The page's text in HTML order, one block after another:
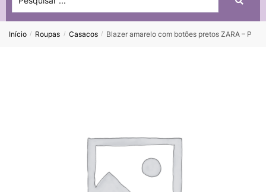
Início / Roupas / Casacos / Blazer amarelo com botões pretos ZARA – P